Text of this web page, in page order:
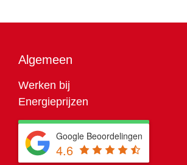
Algemeen
Werken bij
Energieprijzen
Google Beoordelingen
4.6